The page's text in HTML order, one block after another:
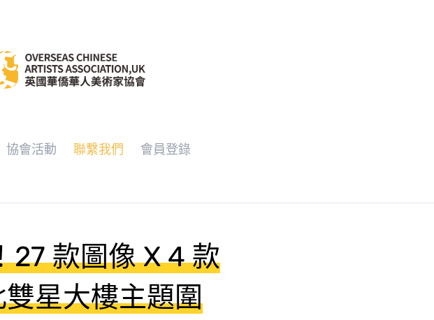
協會活動 聯繫我們 會員登錄
27 款圖像 X 4 款
星大樓主題圍